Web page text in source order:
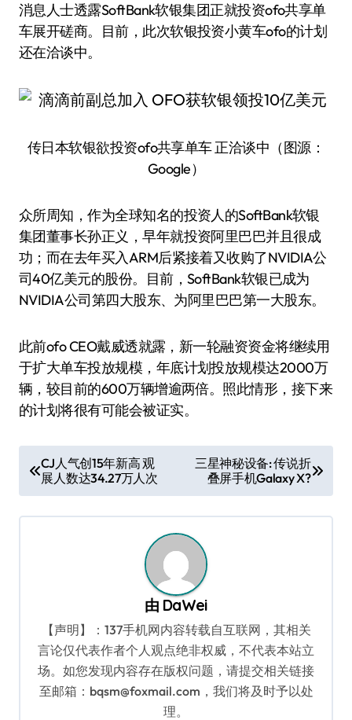
消息人士透露SoftBank软银集团正就投资ofo共享单
车展开磋商。目前，此次软银投资小黄车ofo的计划
还在洽谈中。
传日本软银欲投资ofo共享单车 正洽谈中（图源：
Google）
众所周知，作为全球知名的投资人的SoftBank软银
集团董事长孙正义，早年就投资阿里巴巴并且很成
功；而在去年买入ARM后紧接着又收购了NVIDIA公
司40亿美元的股份。目前，SoftBank软银已成为
NVIDIA公司第四大股东、为阿里巴巴第一大股东。
此前ofo CEO戴威透就露，新一轮融资资金将继续用
于扩大单车投放规模，年底计划投放规模达2000万
辆，较目前的600万辆增逾两倍。照此情形，接下来
的计划将很有可能会被证实。
章
导
CJ人气创15年新高 观
展人数达34.27万人次
三星神秘设备: 传说折
叠屏手机Galaxy X?
由 DaWei
【声明】：137手机网内容转载自互联网，其相关
言论仅代表作者个人观点绝非权威，不代表本站立
场。如您发现内容存在版权问题，请提交相关链接
至邮箱：bqsm@foxmail.com，我们将及时予以处
理。